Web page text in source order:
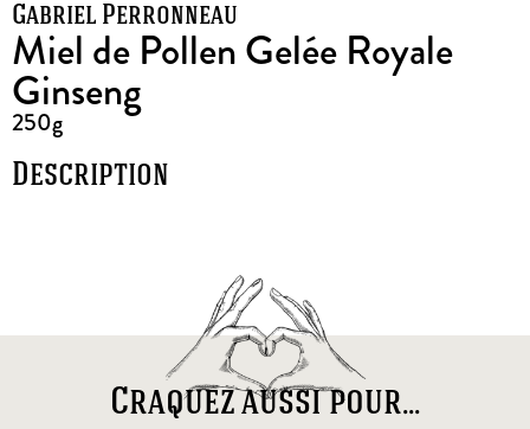
Gabriel Perronneau
Miel de Pollen Gelée Royale
Ginseng
250g
Description
Craquez aussi pour...